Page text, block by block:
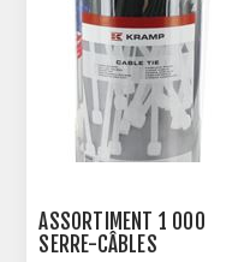
ASSORTIMENT 1 000
SERRE-CÂBLES